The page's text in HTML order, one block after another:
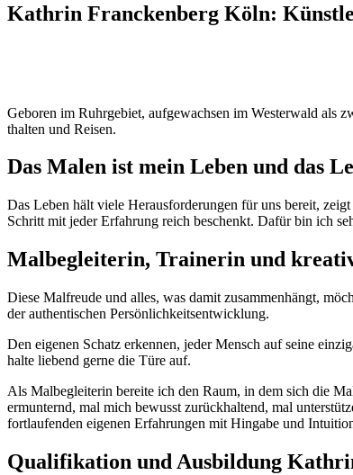
Kathrin Franck­en­berg Köln:
Geboren im Ruhrge­bi­et, aufgewach­sen im West­er­wald als
thal­ten und Reisen.
Das Malen ist mein Leben und das
Das Leben hält viele Her­aus­forderun­gen für uns bere­it,
Schritt mit jed­er Erfahrung reich beschenkt. Dafür bin ich
Mal­be­glei­t­erin, Trainer­in und
Diese Mal­freude und alles, was damit zusam­men­hängt,
der authen­tis­chen Persönlichkeitsentwicklung.
Den eige­nen Schatz erken­nen, jed­er Men­sch auf seine
halte liebend gerne die Türe auf.
Als Mal­be­glei­t­erin bere­ite ich den Raum, in dem sich die
ermunternd, mal mich bewusst zurück­hal­tend, mal
fort­laufend­en eige­nen Erfahrun­gen mit Hingabe und
Qual­i­fika­tion und Aus­bil­dung